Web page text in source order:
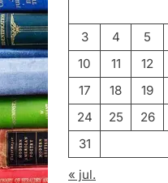
3
4 5
10
11 12
17
18 19
24
25 26
31
« jul.